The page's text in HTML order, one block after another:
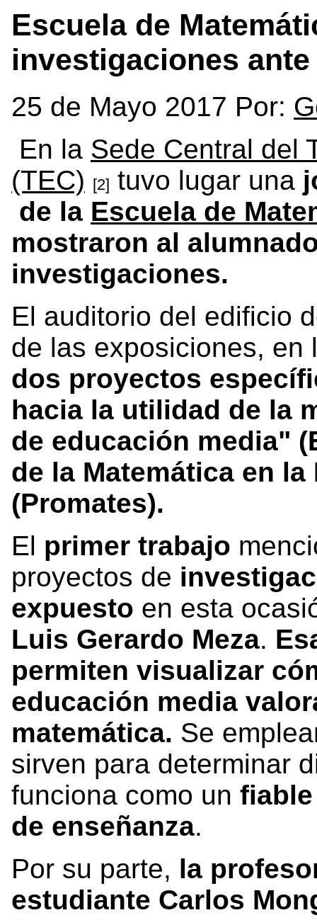
Escuela de
investigaciones
25 de Mayo 2017 Por:
En la Sede Central del
(TEC) [2] tuvo lugar una
de la Escuela de
mostraron al
investigaciones.
El auditorio del edificio
de las exposiciones,
dos proyectos
hacia la utilidad de la
de educación media"
de la Matemática en
(Promates).
El primer trabajo
proyectos de
expuesto en esta
Luis Gerardo Meza.
permiten visualizar
educación media
matemática. Se
sirven para determinar
funciona como un
de enseñanza.
Por su parte, la
estudiante Carlos